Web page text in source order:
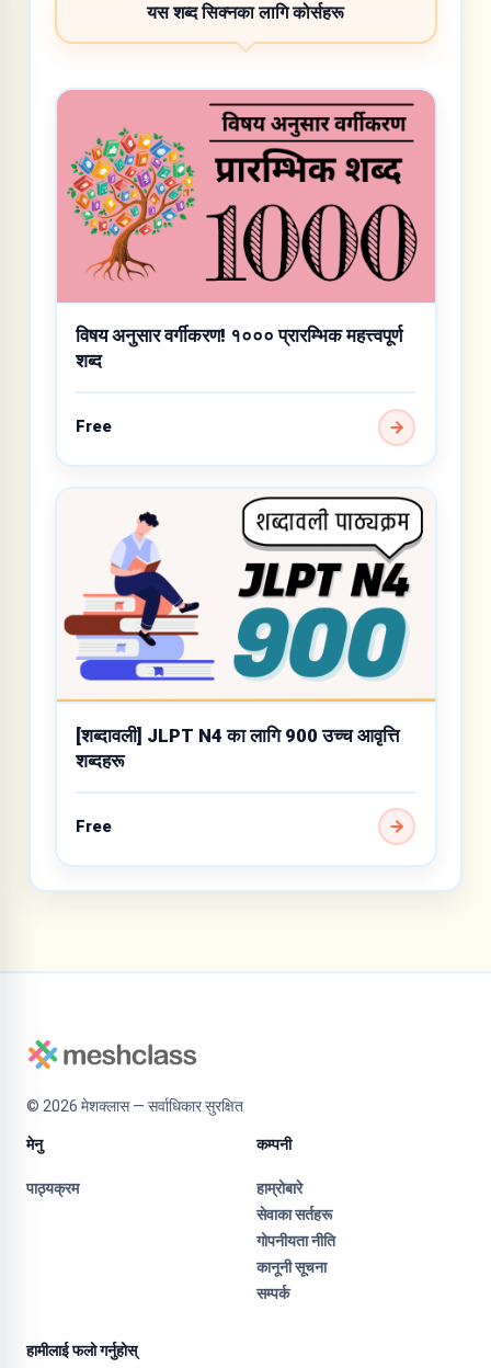
यस शब्द सिक्नका लागि कोर्सहरू
विषय अनुसार वर्गीकरण! १००० प्रारम्भिक महत्त्वपूर्ण
शब्द
Free
[शब्दावली] JLPT N4 का लागि 900 उच्च आवृत्ति
शब्दहरू
Free
© 2026 मेशक्लास — सर्वाधिकार सुरक्षित
मेनु
पाठ्यक्रम
कम्पनी
हाम्रोबारे
सेवाका सर्तहरू
गोपनीयता नीति
कानूनी सूचना
सम्पर्क
हामीलाई फलो गर्नुहोस्